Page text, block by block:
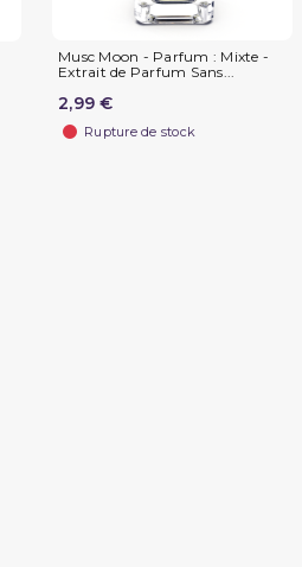
Musc Moon - Parfum : Mixte -
Extrait de Parfum Sans...
2,99 €
Rupture de stock